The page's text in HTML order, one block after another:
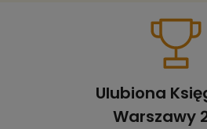
Ulubiona
Warszawy